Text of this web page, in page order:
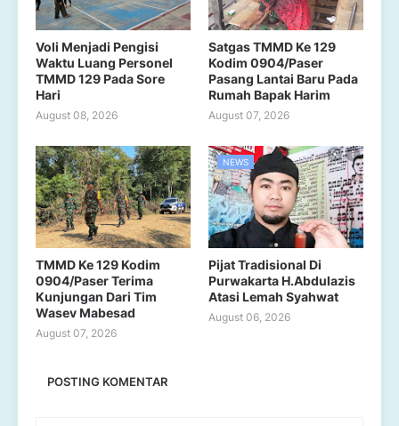
Voli Menjadi Pengisi
Waktu Luang Personel
TMMD 129 Pada Sore
Hari
August 08, 2026
Satgas TMMD Ke 129
Kodim 0904/Paser
Pasang Lantai Baru Pada
Rumah Bapak Harim
August 07, 2026
TMMD Ke 129 Kodim
0904/Paser Terima
Kunjungan Dari Tim
Wasev Mabesad
August 07, 2026
NEWS
Pijat Tradisional Di
Purwakarta H.Abdulazis
Atasi Lemah Syahwat
August 06, 2026
POSTING KOMENTAR